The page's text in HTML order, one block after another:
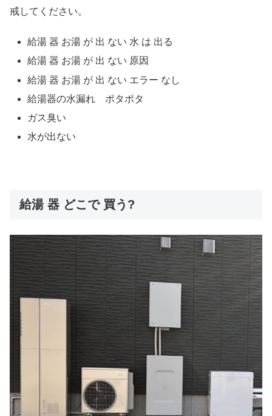
戒してください。
給湯 器 お湯 が 出 ない 水 は 出る
給湯 器 お湯 が 出 ない 原因
給湯 器 お湯 が 出 ない エラー なし
給湯器の水漏れ ポタポタ
ガス臭い
水が出ない
給湯 器 どこで 買う?